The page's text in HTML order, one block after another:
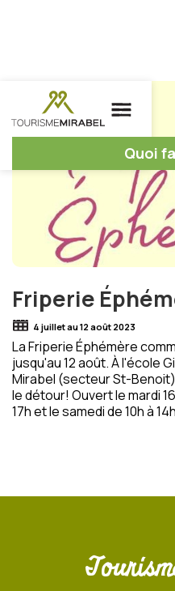
Quoi
Friperie
4 juillet au 12 août 2023
La Friperie Éphémère
jusqu'au 12 août. À l'école
Mirabel (secteur St-
le détour! Ouvert le mardi
17h et le samedi de 10h à